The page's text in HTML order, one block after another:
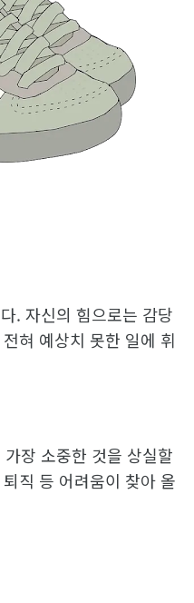
. 자신의 힘으로는 감당
혀 예상치 못한 일에 휘
장 소중한 것을 상실할
직 등 어려움이 찾아 올